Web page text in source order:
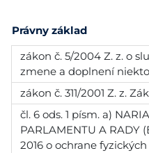
Právny základ
zákon č. 5/2004 Z. z. o
zmene a doplnení
zákon č. 311/2001 Z. z.
čl. 6 ods. 1 písm. a)
PARLAMENTU A RADY
2016 o ochrane